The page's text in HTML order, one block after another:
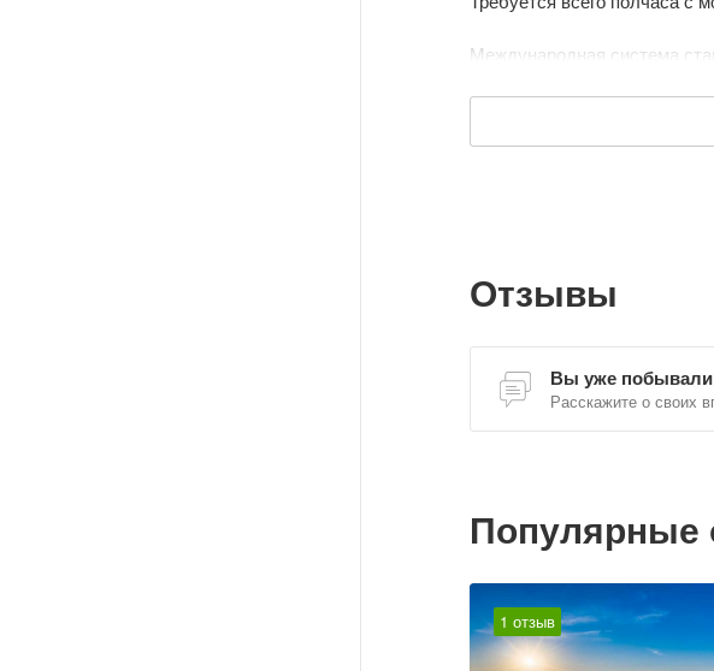
Международная система
специально для каждого
Отзывы
Вы уже побывали
Расскажите о своих
Популярные
1 отзыв